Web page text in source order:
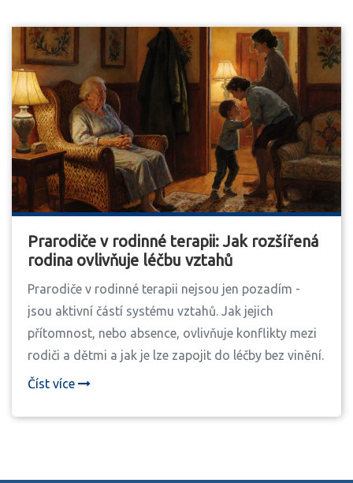
Prarodiče v rodinné terapii: Jak rozšířená
rodina ovlivňuje léčbu vztahů
Prarodiče v rodinné terapii nejsou jen pozadím -
jsou aktivní částí systému vztahů. Jak jejich
přítomnost, nebo absence, ovlivňuje konflikty mezi
rodiči a dětmi a jak je lze zapojit do léčby bez vinění.
Číst více